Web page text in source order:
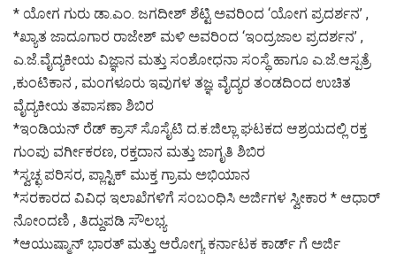
* ಯೋಗ ಗುರು ಡಾ.ಎಂ. ಜಗದೀಶ್ ಶೆಟ್ಟಿ ಅವರಿಂದ ‘ಯೋಗ ಪ್ರದರ್ಶನ’ ,
*ಖ್ಯಾತ ಜಾದೂಗಾರ ರಾಜೇಶ್ ಮಳಿ ಅವರಿಂದ ‘ಇಂದ್ರಜಾಲ ಪ್ರದರ್ಶನ’ ,
ಎ.ಜೆ.ವೈದ್ಯಕೀಯ ವಿಜ್ಞಾನ ಮತ್ತು ಸಂಶೋಧನಾ ಸಂಸ್ಥೆ ಹಾಗೂ ಎ.ಜೆ.ಆಸ್ಪತ್ರೆ
,ಕುಂಟಿಕಾನ , ಮಂಗಳೂರು ಇವುಗಳ ತಜ್ಞ ವೈದ್ಯರ ತಂಡದಿಂದ ಉಚಿತ
ವೈದ್ಯಕೀಯ ತಪಾಸಣಾ ಶಿಬಿರ
*ಇಂಡಿಯನ್ ರೆಡ್ ಕ್ರಾಸ್ ಸೊಸೈಟಿ ದ.ಕ.ಜಿಲ್ಲಾ ಘಟಕದ ಆಶ್ರಯದಲ್ಲಿ ರಕ್ತ
ಗುಂಪು ವರ್ಗೀಕರಣ, ರಕ್ತದಾನ ಮತ್ತು ಜಾಗೃತಿ ಶಿಬಿರ
*ಸ್ವಚ್ಛ ಪರಿಸರ, ಪ್ಲಾಸ್ಟಿಕ್ ಮುಕ್ತ ಗ್ರಾಮ ಅಭಿಯಾನ
*ಸರಕಾರದ ವಿವಿಧ ಇಲಾಖೆಗಳಿಗೆ ಸಂಬಂಧಿಸಿ ಅರ್ಜಿಗಳ ಸ್ವೀಕಾರ * ಆಧಾರ್
ನೋಂದಣಿ , ತಿದ್ದುಪಡಿ ಸೌಲಭ್ಯ
*ಆಯುಷ್ಮಾನ್ ಭಾರತ್ ಮತ್ತು ಆರೋಗ್ಯ ಕರ್ನಾಟಕ ಕಾರ್ಡ್ ಗೆ ಅರ್ಜಿ